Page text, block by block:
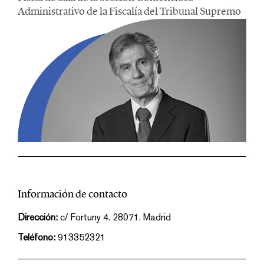
Administrativo de la Fiscalía del Tribunal Supremo
Información de contacto
Dirección: c/ Fortuny 4. 28071. Madrid
Teléfono: 913352321